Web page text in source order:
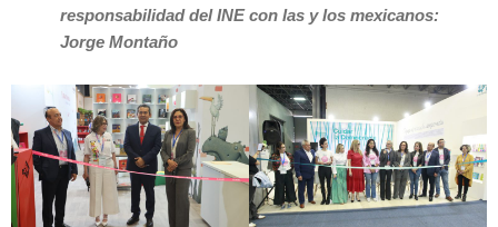
responsabilidad del INE con las y los mexicanos:
Jorge Montaño